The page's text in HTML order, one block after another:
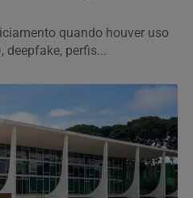
quando houver uso
deepfake, perfis...